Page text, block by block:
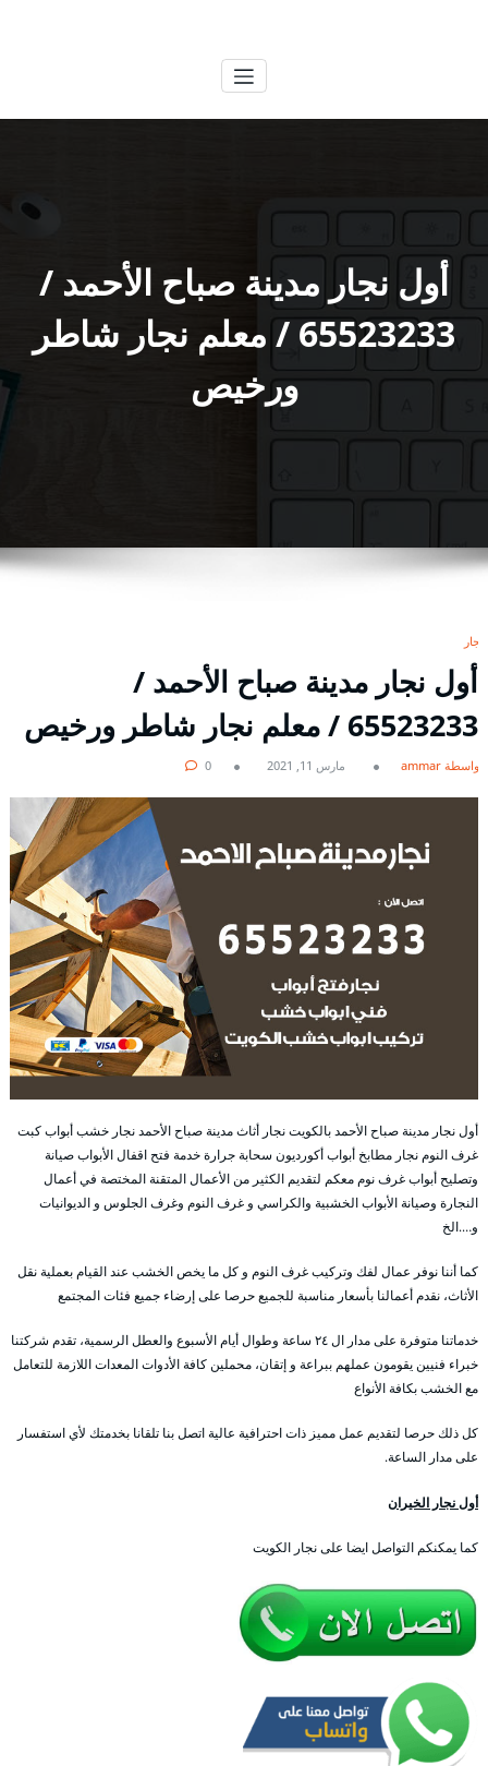
أول نجار مدينة صباح الأحمد /
65523233 / معلم نجار شاطر
ورخيص
نجار
أول نجار مدينة صباح الأحمد /
65523233 / معلم نجار شاطر ورخيص
بواسطة ammar مارس 11, 2021 0
أول نجار مدينة صباح الأحمد بالكويت نجار أثاث مدينة صباح الأحمد نجار خشب أبواب كبت
غرف النوم نجار مطابخ أبواب أكورديون سحابة جرارة خدمة فتح اقفال الأبواب صيانة
وتصليح أبواب غرف نوم معكم لتقديم الكثير من الأعمال المتقنة المختصة في أعمال
النجارة وصيانة الأبواب الخشبية والكراسي و غرف النوم وغرف الجلوس و الديوانيات
و….الخ
كما أننا نوفر عمال لفك وتركيب غرف النوم و كل ما يخص الخشب عند القيام بعملية نقل
الأثاث، نقدم أعمالنا بأسعار مناسبة للجميع حرصا على إرضاء جميع فئات المجتمع
خدماتنا متوفرة على مدار ال ٢٤ ساعة وطوال أيام الأسبوع والعطل الرسمية، تقدم شركتنا
خبراء فنيين يقومون عملهم ببراعة و إتقان، محملين كافة الأدوات المعدات اللازمة للتعامل
مع الخشب بكافة الأنواع
كل ذلك حرصا لتقديم عمل مميز ذات احترافية عالية اتصل بنا تلقانا بخدمتك لأي استفسار
على مدار الساعة.
أول نجار الخيران
كما يمكنكم التواصل ايضا على نجار الكويت